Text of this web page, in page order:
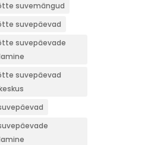
suvemängud
suvepäevad
suvepäevade
suvepäevad